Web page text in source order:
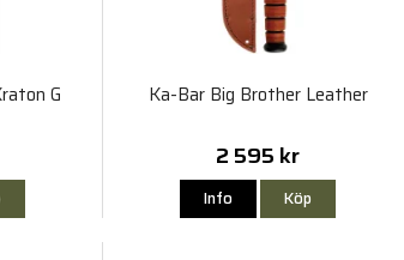
G Ka-Bar Big Brother Leather
2 595 kr
Info Köp